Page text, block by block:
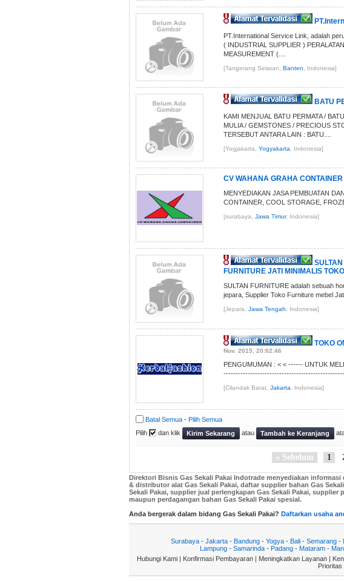
PT.International Service Link, adalah
( INDUSTRIAL SUPPLIER )
MEASUREMENT (....
[Tangerang Selatan, Banten , Indonesia]
BATU
KAMI MENJUAL BATU PERMATA /
MULIA / GEMSTONES / PRECIOUS
TERSEBUT ANTARA LAIN : BATU....
[Yogjakarta, Yogyakarta , Indonesia]
CV WAHANA GRAHA CONTAINER
MENYEDIAKAN JASA PEMBUATAN
CONTAINER, COOL STORAGE,
[surabaya, Jawa Timur, Indonesia]
FURNITURE JATI MINIMALIS
SULTAN FURNITURE adalah sebuah
jepara, Supplier Toko Furniture mebel
[Jepara, Jawa Tengah , Indonesia]
TOKO
Nov. 2015, 20:02:46
PENGUMUMAN : < < ------ UNTUK
[Cilandak Barat, Jakarta , Indonesia]
Batal Semua - Pilih Semua
Pilih
dan klik Kirim Sekarang atau Tambah ke Keranjang
« Sebelum 1
Direktori Bisnis Gas Sekali Pakai Indotrade menyediakan
& distributor alat Gas Sekali Pakai, daftar supplier bahan Gas
Sekali Pakai, supplier jual perlengkapan Gas Sekali Pakai,
maupun perdagangan bahan Gas Sekali Pakai spesial.
Anda bergerak dalam bidang Gas Sekali Pakai? Daftarkan usaha
Surabaya- Jakarta- Bandung- Yogya- Bali- Semarang-
Lampung - Samarinda - Padang - Mataram -
Hubungi Kami | Konfirmasi Pembayaran | Meningkatkan Layanan |
Prioritas